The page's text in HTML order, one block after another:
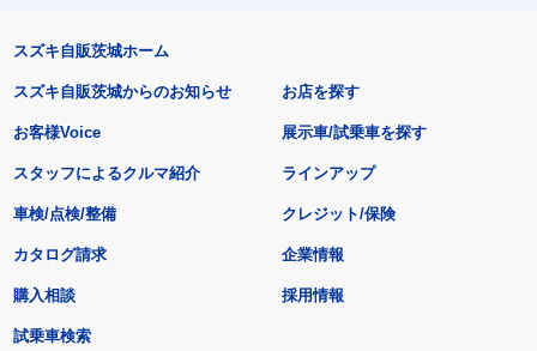
スズキ自販茨城ホーム
スズキ自販茨城からのお知らせ
お客様Voice
スタッフによるクルマ紹介
お店を探す
展示車/試乗車を探す
ラインアップ
車検/点検/整備 クレジット/保険
カタログ請求
購入相談
試乗車検索
企業情報
採用情報